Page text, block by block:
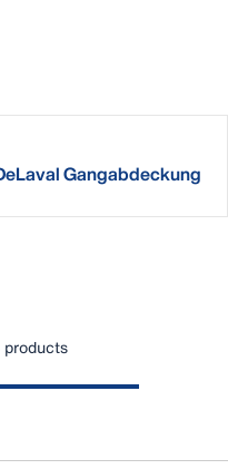
Gangabdeckung